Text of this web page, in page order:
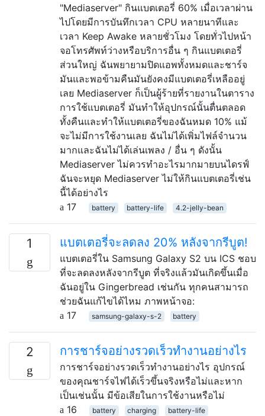
"Mediaserver" กินแบตเตอรี่ 60% เมื่อเวลาผ่าน
ไปโดยมีการบันทึกเวลา CPU หลายนาทีและ
เวลา Keep Awake หลายชั่วโมง โดยทั่วไปหน้า
จอโทรศัพท์ว่างหรือบริการอื่น ๆ กินแบตเตอรี่
ส่วนใหญ่ ฉันพยายามปิดแอพทั้งหมดและชาร์จ
มันและพอข้ามคืนมันยังคงมีแบตเตอรี่เหลืออยู่
เลย Mediaserver ก็เป็นผู้ร้ายที่รายงานในตาราง
การใช้แบตเตอรี่ มันทำให้อุปกรณ์นั้นตื่นตลอด
ทั้งคืนและทำให้แบตเตอรี่ของฉันหมด 10% แม้
จะไม่มีการใช้งานเลย ฉันไม่ได้เพิ่มไฟล์จำนวน
มากและฉันไม่ได้เล่นเพลง / อื่น ๆ ดังนั้น
Mediaserver ไม่ควรทำอะไรมากมายบนไดรฟ์
ฉันจะหยุด Mediaserver ไม่ให้กินแบตเตอรี่เช่น
นี้ได้อย่างไร
17
battery battery-life 4.2-jelly-bean
1 แบตเตอรี่จะลดลง 20% หลังจากรีบูต!
แบตเตอรี่ใน Samsung Galaxy S2 บน ICS ชอบ
ที่จะลดลงหลังจากรีบูต ที่จริงแล้วมันเกิดขึ้นเมื่อ
ฉันอยู่ใน Gingerbread เช่นกัน ทุกคนสามารถ
ช่วยฉันแก้ไขได้ไหม ภาพหน้าจอ:
17
samsung-galaxy-s-2 battery
2 การชาร์จอย่างรวดเร็วทำงานอย่างไร
การชาร์จอย่างรวดเร็วทำงานอย่างไร อุปกรณ์
ของคุณชาร์จไฟได้เร็วขึ้นจริงหรือไม่และหาก
เป็นเช่นนั้น มีข้อเสียในการใช้งานหรือไม่
16
battery charging battery-life